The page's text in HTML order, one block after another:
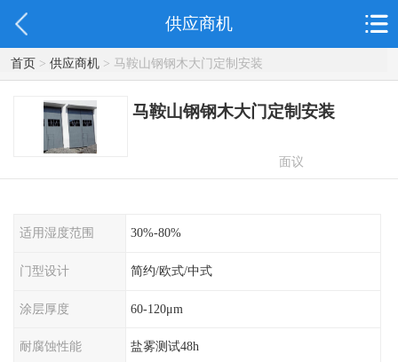
供应商机
首页> 供应商机> 马鞍山钢钢木大门定制安装
马鞍山钢钢木大门定制安装
面议
适用湿度范围 30%-80%
门型设计 简约/欧式/中式
涂层厚度 60-120μm
耐腐蚀性能 盐雾测试48h